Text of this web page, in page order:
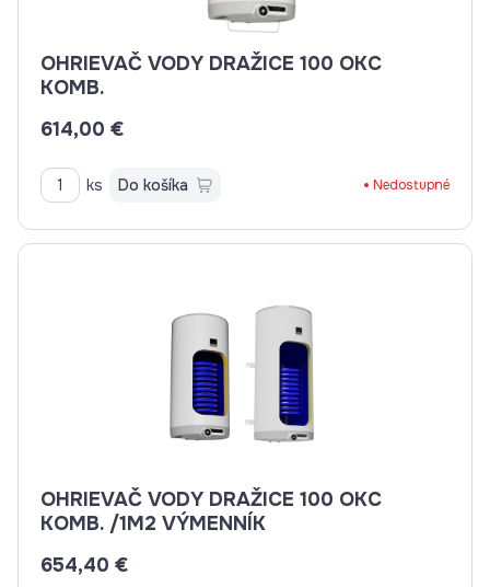
OHRIEVAČ VODY DRAŽICE 100 OKC
KOMB.
614,00 €
ks Do košíka Nedostupné
OHRIEVAČ VODY DRAŽICE 100 OKC
KOMB. /1M2 VÝMENNÍK
654,40 €